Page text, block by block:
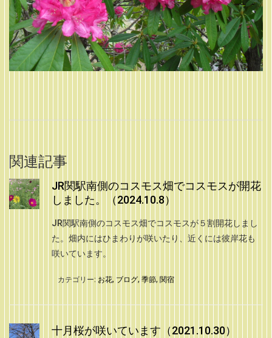
関連記事
JR関駅南側のコスモス畑でコスモスが開花
しました。（2024.10.8）
JR関駅南側のコスモス畑でコスモスが５割開花しまし
た。畑内にはひまわりが咲いたり、近くには彼岸花も
咲いています。
カテゴリー: お花, ブログ, 季節, 関宿
十月桜が咲いています（2021.10.30）